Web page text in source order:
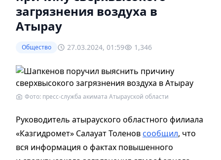
загрязнения воздуха в
Атырау
Общество 27.03.2024, 01:59 1,346
Фото: пресс-служба акимата Атырауской области
Руководитель атырауского областного филиала
«Казгидромет» Салауат Толенов сообщил, что
вся информация о фактах повышенного